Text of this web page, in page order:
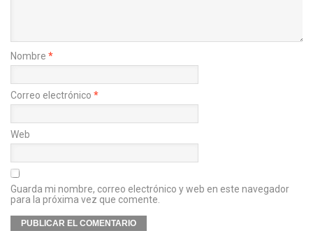
Nombre *
Correo electrónico *
Web
Guarda mi nombre, correo electrónico y web en este navegador
para la próxima vez que comente.